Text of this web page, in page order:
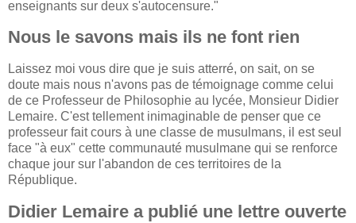
enseignants sur deux s'autocensure."
Nous le savons mais ils ne font rien
Laissez moi vous dire que je suis atterré, on sait, on se
doute mais nous n'avons pas de témoignage comme celui
de ce Professeur de Philosophie au lycée, Monsieur Didier
Lemaire. C'est tellement inimaginable de penser que ce
professeur fait cours à une classe de musulmans, il est seul
face "à eux" cette communauté musulmane qui se renforce
chaque jour sur l'abandon de ces territoires de la
République.
Didier Lemaire a publié une lettre ouverte